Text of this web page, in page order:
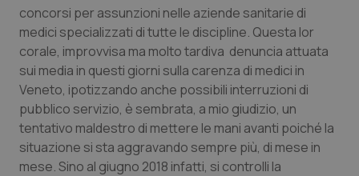
Tiroide
Tumore al seno
Tumore ovarico
Tumori del Polmone & Testa Collo
concorsi per assunzioni nelle aziende sanitarie di
medici specializzati di tutte le discipline. Questa lor
corale, improvvisa ma molto tardiva denuncia attuata
sui media in questi giorni sulla carenza di medici in
Veneto, ipotizzando anche possibili interruzioni di
pubblico servizio, è sembrata, a mio giudizio, un
tentativo maldestro di mettere le mani avanti poiché la
situazione si sta aggravando sempre più, di mese in
mese. Sino al giugno 2018 infatti, si controlli la